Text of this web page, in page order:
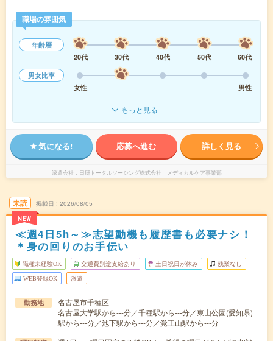
職場の雰囲気
年齢層
20代
30代 40代 50代
60代
男女比率
女性
男性
もっと見る
気になる! 応募へ進む 詳しく見る
派遣会社 日研トータルソーシング株式会社 メディカルケア事業部
未読
NEW
掲載日 2026/08/05
≪週4日5h～≫志望動機も履歴書も必要ナシ！
＊身の回りのお手伝い
職種未経験OK 交通費別途支給あり 土日祝日が休み 残業なし
WEB登録OK 派遣
勤務地
名古屋市千種区
名古屋大学駅から---分／千種駅から---分／東山公園(愛知県)
駅から---分／池下駅から---分／覚王山駅から---分